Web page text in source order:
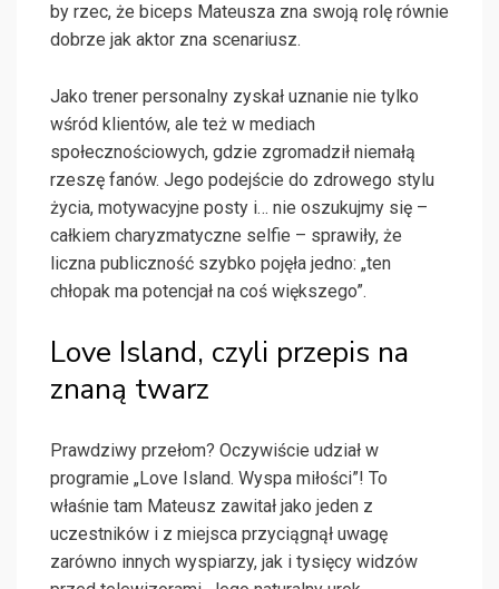
by rzec, że biceps Mateusza zna swoją rolę równie
dobrze jak aktor zna scenariusz.
Jako trener personalny zyskał uznanie nie tylko
wśród klientów, ale też w mediach
społecznościowych, gdzie zgromadził niemałą
rzeszę fanów. Jego podejście do zdrowego stylu
życia, motywacyjne posty i… nie oszukujmy się –
całkiem charyzmatyczne selfie – sprawiły, że
liczna publiczność szybko pojęła jedno: „ten
chłopak ma potencjał na coś większego”.
Love Island, czyli przepis na
znaną twarz
Prawdziwy przełom? Oczywiście udział w
programie „Love Island. Wyspa miłości”! To
właśnie tam Mateusz zawitał jako jeden z
uczestników i z miejsca przyciągnął uwagę
zarówno innych wyspiarzy, jak i tysięcy widzów